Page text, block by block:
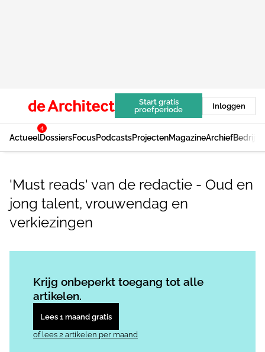
Start gratis
proefperiode
Inloggen
Actueel
4
DossiersFocusPodcastsProjectenMagazineArchief
'Must reads' van de redactie - Oud en
jong talent, vrouwendag en
verkiezingen
Krijg onbeperkt toegang tot alle
artikelen.
Lees 1 maand gratis
of lees 2 artikelen per maand